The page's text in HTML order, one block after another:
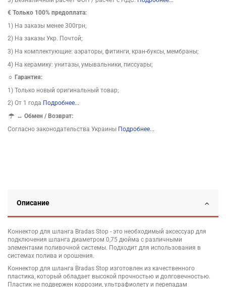
€ Только 100% предоплата:
1) На заказы менее 300грн;
2) На заказы Укр. Почтой;
3) На комплектующие: аэраторы, фитинги, кран-буксы, мембраны;
4) На керамику: унитазы, умывальники, писсуары;
☼ Гарантия:
1) Только новый оригинальный товар;
2) От 1 года Подробнее...
↔Обмен / Возврат:
Согласно законодательства Украины Подробнее...
Описание
Коннектор для шланга Bradas Stop - это необходимый аксессуар для
подключения шланга диаметром 0,75 дюйма с различными
элементами поливочной системы. Подходит для использования в
системах полива и орошения.
Коннектор для шланга Bradas Stop изготовлен из качественного
пластика, который обладает высокой прочностью и долговечностью.
Пластик не подвержен коррозии, ультрафиолету и перепадам